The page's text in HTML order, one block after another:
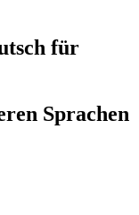
für
Sprachen